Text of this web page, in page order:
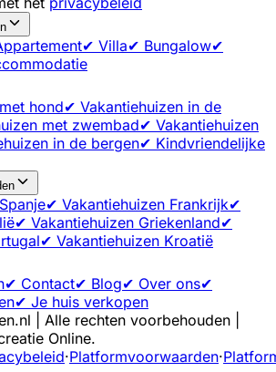
✔ Villa✔ Bungalow✔
hond✔ Vakantiehuizen in de
met zwembad✔ Vakantiehuizen
in de bergen✔ Kindvriendelijke
✔ Vakantiehuizen Frankrijk✔
✔ Vakantiehuizen Griekenland✔
✔ Vakantiehuizen Kroatië
✔ Contact✔ Blog✔ Over ons✔
✔ Je huis verkopen
| Alle rechten voorbehouden |
Online.
·Platformvoorwaarden·